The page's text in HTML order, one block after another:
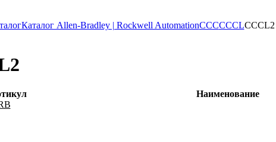
Каталог Allen-Bradley | Rockwell AutomationCCCCCCLCCCL2
Наименование